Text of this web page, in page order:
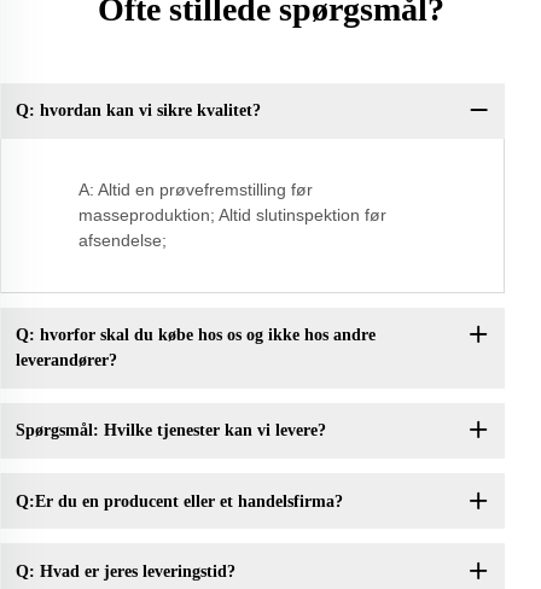
Ofte stillede spørgsmål?
Q: hvordan kan vi sikre kvalitet?
A: Altid en prøvefremstilling før
masseproduktion; Altid slutinspektion før
afsendelse;
Q: hvorfor skal du købe hos os og ikke hos andre
leverandører?
Spørgsmål: Hvilke tjenester kan vi levere?
Q:Er du en producent eller et handelsfirma?
Q: Hvad er jeres leveringstid?